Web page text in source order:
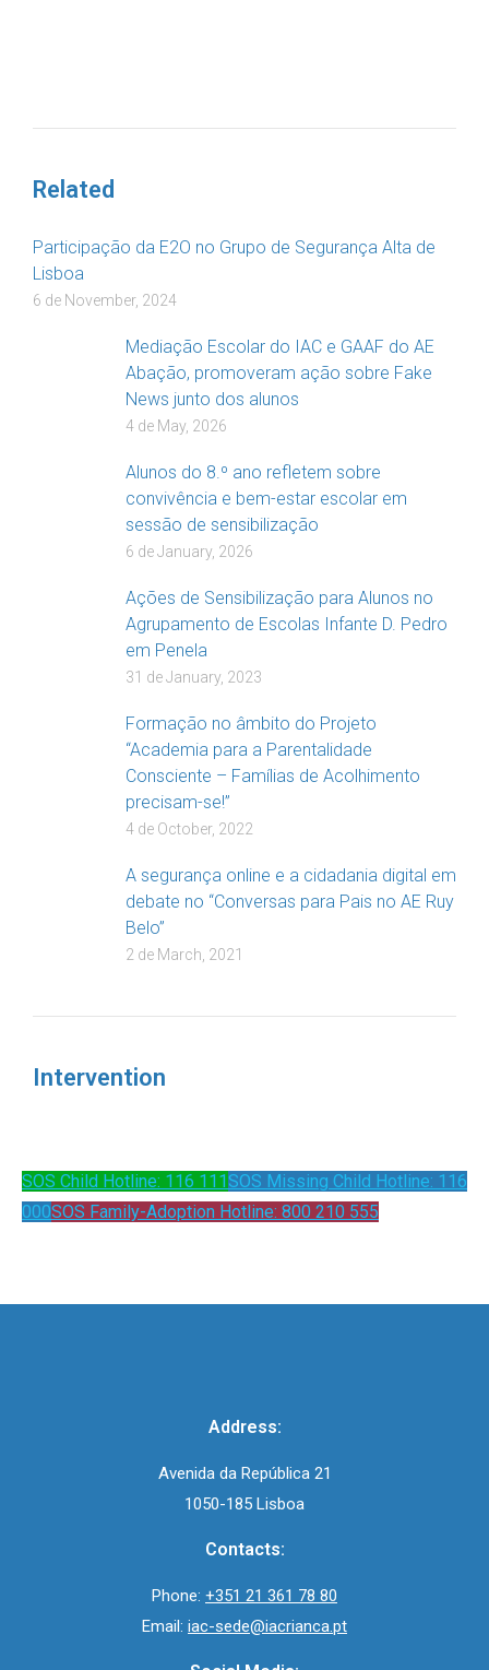
Related
Participação da E2O no Grupo de Segurança Alta de
Lisboa
6 de November, 2024
Mediação Escolar do IAC e GAAF do AE
Abação, promoveram ação sobre Fake
News junto dos alunos
4 de May, 2026
Alunos do 8.º ano refletem sobre
convivência e bem-estar escolar em
sessão de sensibilização
6 de January, 2026
Ações de Sensibilização para Alunos no
Agrupamento de Escolas Infante D. Pedro
em Penela
31 de January, 2023
Formação no âmbito do Projeto
“Academia para a Parentalidade
Consciente – Famílias de Acolhimento
precisam-se!”
4 de October, 2022
A segurança online e a cidadania digital em
debate no “Conversas para Pais no AE Ruy
Belo”
2 de March, 2021
Intervention
SOS Child Hotline: 116 111SOS Missing Child Hotline: 116
000SOS Family-Adoption Hotline: 800 210 555
Address:
Avenida da República 21
1050-185 Lisboa
Contacts:
Phone: +351 21 361 78 80
Email: iac-sede@iacrianca.pt